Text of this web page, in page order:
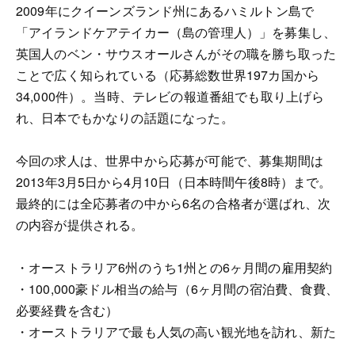
2009年にクイーンズランド州にあるハミルトン島で
「アイランドケアテイカー（島の管理人）」を募集し、
英国人のベン・サウスオールさんがその職を勝ち取った
ことで広く知られている（応募総数世界197カ国から
34,000件）。当時、テレビの報道番組でも取り上げら
れ、日本でもかなりの話題になった。
今回の求人は、世界中から応募が可能で、募集期間は
2013年3月5日から4月10日（日本時間午後8時）まで。
最終的には全応募者の中から6名の合格者が選ばれ、次
の内容が提供される。
・オーストラリア6州のうち1州との6ヶ月間の雇用契約
・100,000豪ドル相当の給与（6ヶ月間の宿泊費、食費、
必要経費を含む）
・オーストラリアで最も人気の高い観光地を訪れ、新た